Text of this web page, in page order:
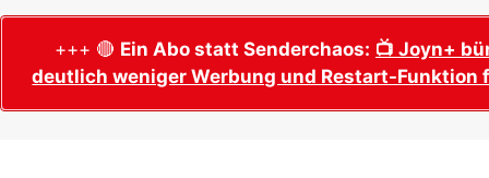
Wer wird Fußball-Weltmeister 2026?
Alle WM 2026 Trainer
WM 2026
Termine,
WM 2026
+++ 🔴 Ein Abo statt Senderchaos: 📺 Joyn+
deutlich weniger Werbung und Restart-